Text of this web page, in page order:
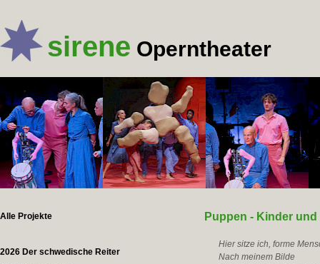
sirene Operntheater
Alle Projekte
2026 Der schwedische Reiter
Puppen - Kinder und
Hier sitze ich, forme
Nach meinem Bilde